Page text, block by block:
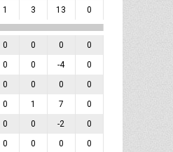
1 3 13 0
0 0 0 0
0 0 -4 0
0 0 0 0
0 1 7 0
0 0 -2 0
0 0 0 0